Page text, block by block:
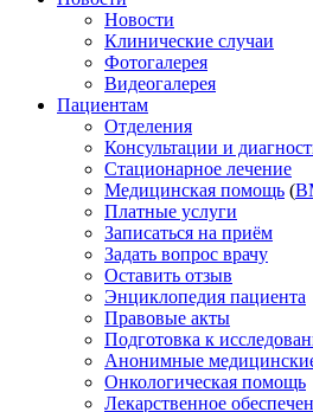
Новости
Клинические случаи
Фотогалерея
Видеогалерея
Пациентам
Отделения
Консультации и
Стационарное лечение
Медицинская помощь (
Платные услуги
Записаться на приём
Задать вопрос врачу
Оставить отзыв
Энциклопедия пациента
Правовые акты
Подготовка к
Анонимные
Онкологическая помощь
Лекарственное